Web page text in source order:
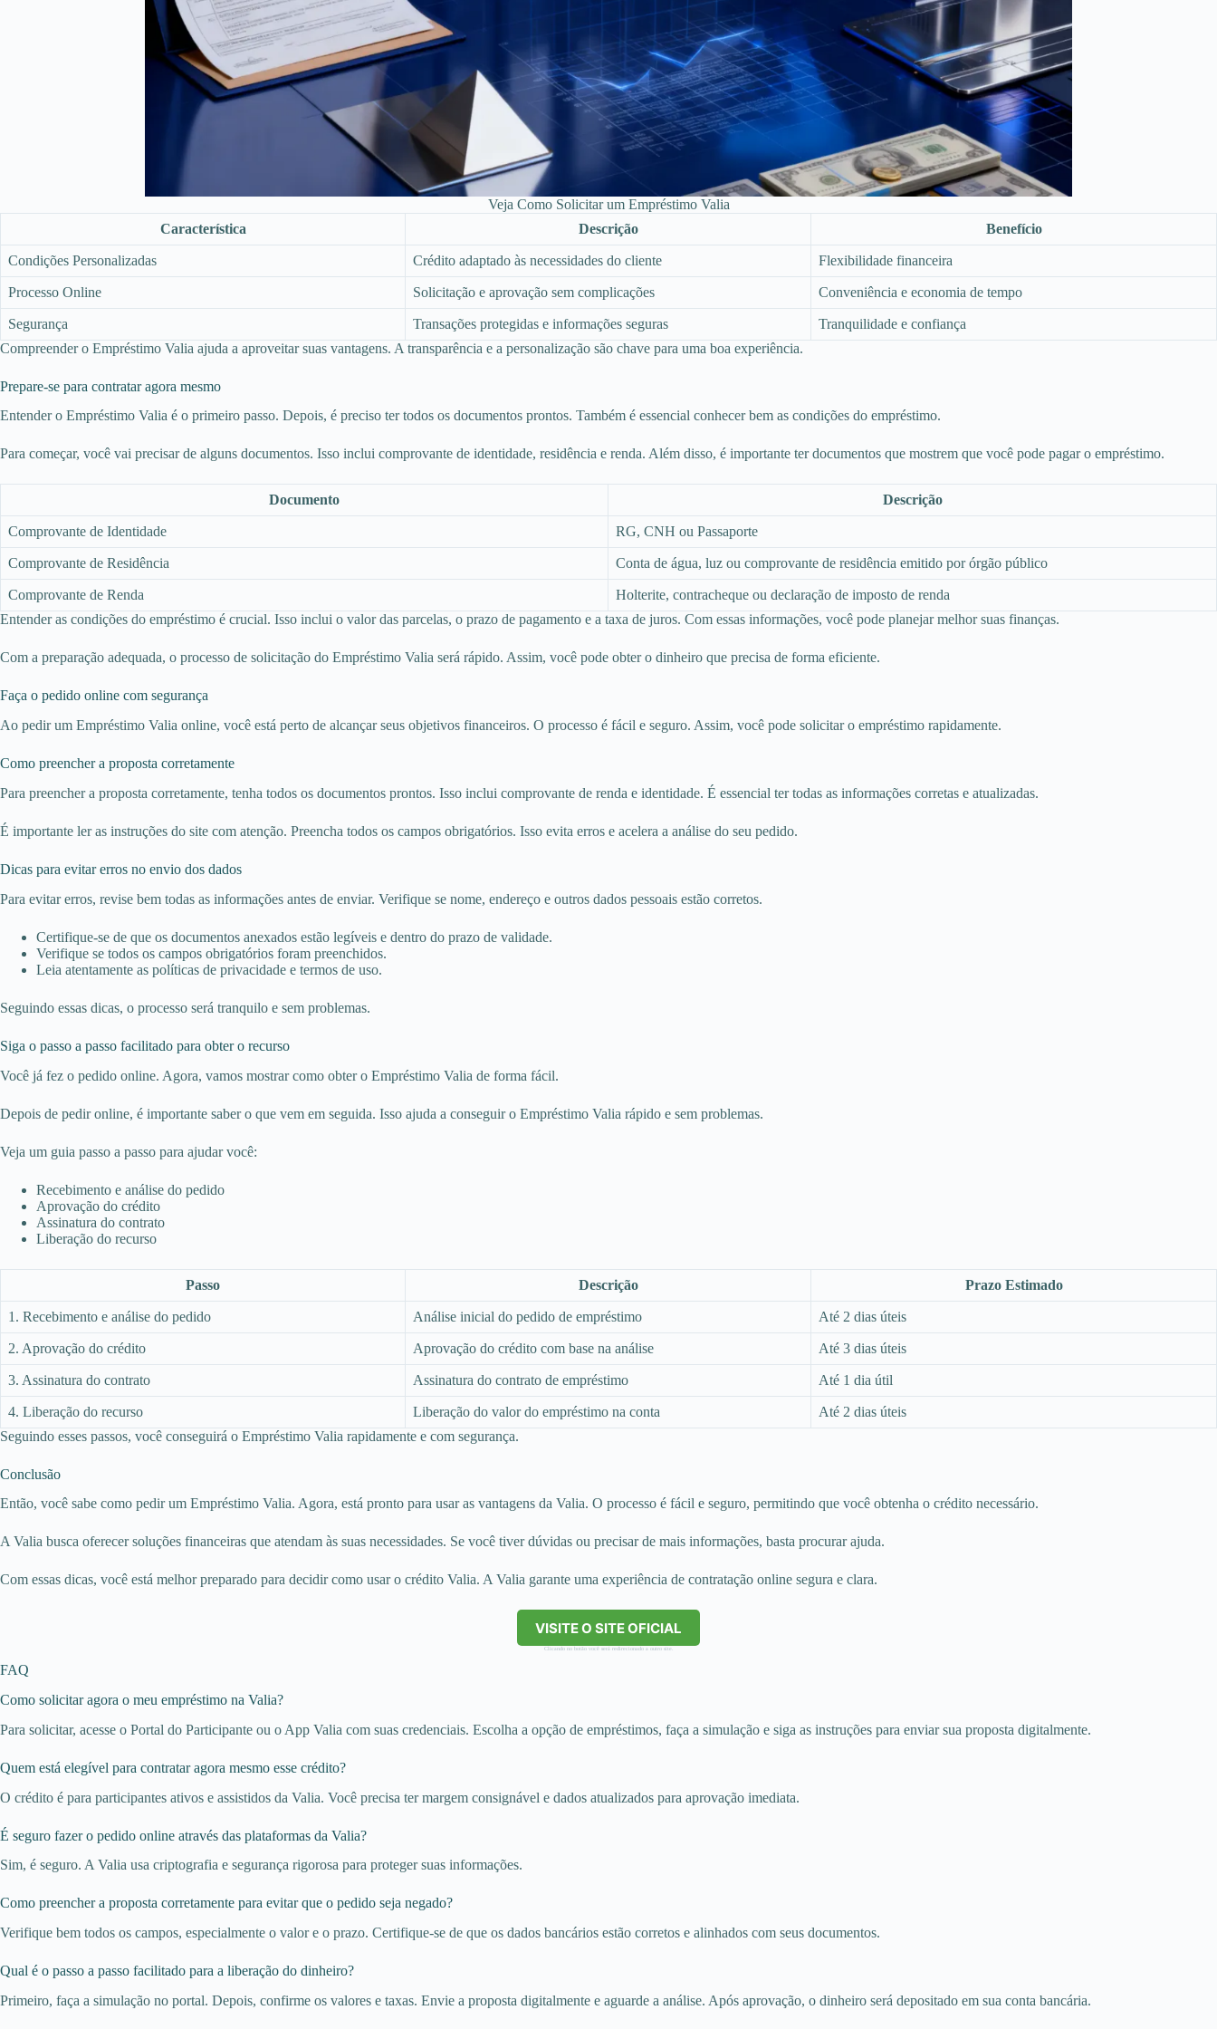
Veja Como Solicitar um Empréstimo Valia
Característica
Descrição Benefício
Condições Personalizadas Crédito adaptado às necessidades do cliente Flexibilidade financeira
Processo Online Solicitação e aprovação sem complicações Conveniência e economia de tempo
Segurança Transações protegidas e informações seguras
Tranquilidade e confiança
Compreender o Empréstimo Valia ajuda a aproveitar suas vantagens. A transparência e a personalização são chave para uma boa experiência.
Prepare-se para contratar agora mesmo
Entender o Empréstimo Valia é o primeiro passo. Depois, é preciso ter todos os documentos prontos. Também é essencial conhecer bem as condições do empréstimo.
Para começar, você vai precisar de alguns documentos. Isso inclui comprovante de identidade, residência e renda. Além disso, é importante ter documentos que mostrem que você pode pagar o empréstimo.
Documento Descrição
Comprovante de Identidade RG, CNH ou Passaporte
Comprovante de Residência Conta de água, luz ou comprovante de residência emitido por órgão público
Comprovante de Renda
Holterite, contracheque ou declaração de imposto de renda
Entender as condições do empréstimo é crucial. Isso inclui o valor das parcelas, o prazo de pagamento e a taxa de juros. Com essas informações, você pode planejar melhor suas finanças.
Com a preparação adequada, o processo de solicitação do Empréstimo Valia será rápido. Assim, você pode obter o dinheiro que precisa de forma eficiente.
Faça o pedido online com segurança
Ao pedir um Empréstimo Valia online, você está perto de alcançar seus objetivos financeiros. O processo é fácil e seguro. Assim, você pode solicitar o empréstimo rapidamente.
Como preencher a proposta corretamente
Para preencher a proposta corretamente, tenha todos os documentos prontos. Isso inclui comprovante de renda e identidade. É essencial ter todas as informações corretas e atualizadas.
É importante ler as instruções do site com atenção. Preencha todos os campos obrigatórios. Isso evita erros e acelera a análise do seu pedido.
Dicas para evitar erros no envio dos dados
Para evitar erros, revise bem todas as informações antes de enviar. Verifique se nome, endereço e outros dados pessoais estão corretos.
Certifique-se de que os documentos anexados estão legíveis e dentro do prazo de validade.
Verifique se todos os campos obrigatórios foram preenchidos.
Leia atentamente as políticas de privacidade e termos de uso.
Seguindo essas dicas, o processo será tranquilo e sem problemas.
Siga o passo a passo facilitado para obter o recurso
Você já fez o pedido online. Agora, vamos mostrar como obter o Empréstimo Valia de forma fácil.
Depois de pedir online, é importante saber o que vem em seguida. Isso ajuda a conseguir o Empréstimo Valia rápido e sem problemas.
Veja um guia passo a passo para ajudar você:
Recebimento e análise do pedido
Aprovação do crédito
Assinatura do contrato
Liberação do recurso
Passo Descrição Prazo Estimado
1. Recebimento e análise do pedido Análise inicial do pedido de empréstimo Até 2 dias úteis
2. Aprovação do crédito Aprovação do crédito com base na análise Até 3 dias úteis
3. Assinatura do contrato Assinatura do contrato de empréstimo Até 1 dia útil
4. Liberação do recurso Liberação do valor do empréstimo na conta
Até 2 dias úteis
Seguindo esses passos, você conseguirá o Empréstimo Valia rapidamente e com segurança.
Conclusão
Então, você sabe como pedir um Empréstimo Valia. Agora, está pronto para usar as vantagens da Valia. O processo é fácil e seguro, permitindo que você obtenha o crédito necessário.
A Valia busca oferecer soluções financeiras que atendam às suas necessidades. Se você tiver dúvidas ou precisar de mais informações, basta procurar ajuda.
Com essas dicas, você está melhor preparado para decidir como usar o crédito Valia. A Valia garante uma experiência de contratação online segura e clara.
VISITE O SITE OFICIAL
Clicando no botão você será redirecionado a outro site.
FAQ
Como solicitar agora o meu empréstimo na Valia?
Para solicitar, acesse o Portal do Participante ou o App Valia com suas credenciais. Escolha a opção de empréstimos, faça a simulação e siga as instruções para enviar sua proposta digitalmente.
Quem está elegível para contratar agora mesmo esse crédito?
O crédito é para participantes ativos e assistidos da Valia. Você precisa ter margem consignável e dados atualizados para aprovação imediata.
É seguro fazer o pedido online através das plataformas da Valia?
Sim, é seguro. A Valia usa criptografia e segurança rigorosa para proteger suas informações.
Como preencher a proposta corretamente para evitar que o pedido seja negado?
Verifique bem todos os campos, especialmente o valor e o prazo. Certifique-se de que os dados bancários estão corretos e alinhados com seus documentos.
Qual é o passo a passo facilitado para a liberação do dinheiro?
Primeiro, faça a simulação no portal. Depois, confirme os valores e taxas. Envie a proposta digitalmente e aguarde a análise. Após aprovação, o dinheiro será depositado em sua conta bancária.